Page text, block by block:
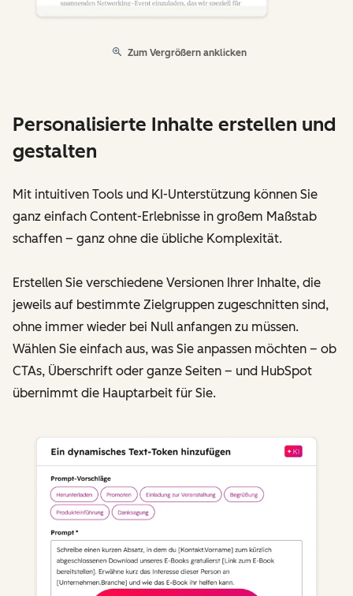
Zum Vergrößern anklicken
Personalisierte Inhalte erstellen und
gestalten
Mit intuitiven Tools und KI-Unterstützung können Sie
ganz einfach Content-Erlebnisse in großem Maßstab
schaffen – ganz ohne die übliche Komplexität.
Erstellen Sie verschiedene Versionen Ihrer Inhalte, die
jeweils auf bestimmte Zielgruppen zugeschnitten sind,
ohne immer wieder bei Null anfangen zu müssen.
Wählen Sie einfach aus, was Sie anpassen möchten – ob
CTAs, Überschrift oder ganze Seiten – und HubSpot
übernimmt die Hauptarbeit für Sie.